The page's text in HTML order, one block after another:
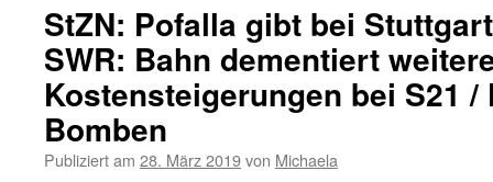
StZN: Pofalla gibt bei
SWR: Bahn dementiert
Kostensteigerungen bei S21 /
Bomben
Publiziert am 28. März 2019von Michaela